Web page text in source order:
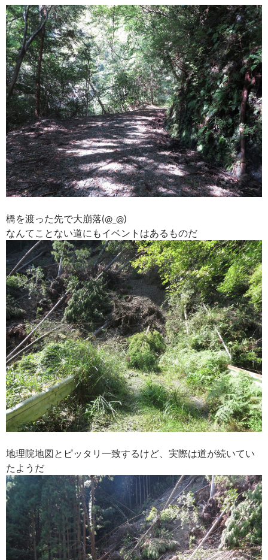
橋を渡った先で大崩落(@_@)
なんてことない道にもイベントはあるものだ
地理院地図とピッタリ一致するけど、実際は道が続いてい
たようだ